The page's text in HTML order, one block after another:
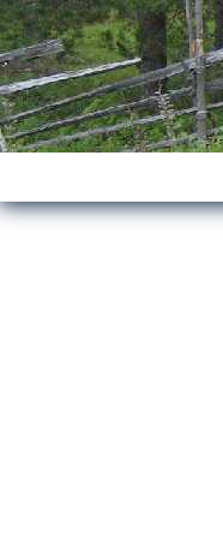
Hyppää
pääsisältöön